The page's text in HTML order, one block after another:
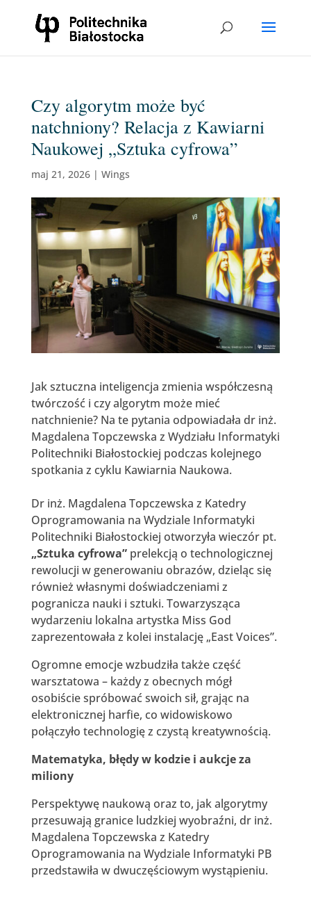
Czy algorytm może być
natchniony? Relacja z Kawiarni
Naukowej „Sztuka cyfrowa”
maj 21, 2026| Wings
Jak sztuczna inteligencja zmienia współczesną
twórczość i czy algorytm może mieć
natchnienie? Na te pytania odpowiadała dr inż.
Magdalena Topczewska z Wydziału Informatyki
Politechniki Białostockiej podczas kolejnego
spotkania z cyklu Kawiarnia Naukowa.
Dr inż. Magdalena Topczewska z Katedry
Oprogramowania na Wydziale Informatyki
Politechniki Białostockiej otworzyła wieczór pt.
„Sztuka cyfrowa” prelekcją o technologicznej
rewolucji w generowaniu obrazów, dzieląc się
również własnymi doświadczeniami z
pogranicza nauki i sztuki. Towarzysząca
wydarzeniu lokalna artystka Miss God
zaprezentowała z kolei instalację „East Voices”.
Ogromne emocje wzbudziła także część
warsztatowa – każdy z obecnych mógł
osobiście spróbować swoich sił, grając na
elektronicznej harfie, co widowiskowo
połączyło technologię z czystą kreatywnością.
Matematyka, błędy w kodzie i aukcje za
miliony
Perspektywę naukową oraz to, jak algorytmy
przesuwają granice ludzkiej wyobraźni, dr inż.
Magdalena Topczewska z Katedry
Oprogramowania na Wydziale Informatyki PB
przedstawiła w dwuczęściowym wystąpieniu.